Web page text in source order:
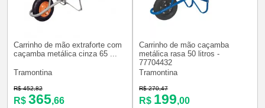
Carrinho de mão extraforte com
caçamba metálica cinza 65 ...
Tramontina
R$ 452,82
R$ 365,66
Carrinho de mão caçamba
metálica rasa 50 litros -
77704432
Tramontina
R$ 270,47
R$ 199,00